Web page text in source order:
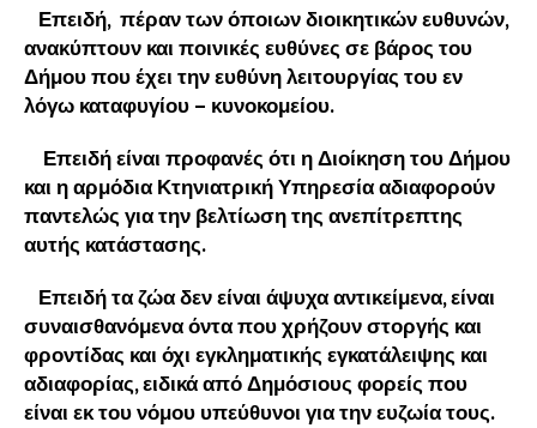
Επειδή, πέραν των όποιων διοικητικών ευθυνών,
ανακύπτουν και ποινικές ευθύνες σε βάρος του
Δήμου που έχει την ευθύνη λειτουργίας του εν
λόγω καταφυγίου – κυνοκομείου.
Επειδή είναι προφανές ότι η Διοίκηση του Δήμου
και η αρμόδια Κτηνιατρική Υπηρεσία αδιαφορούν
παντελώς για την βελτίωση της ανεπίτρεπτης
αυτής κατάστασης.
Επειδή τα ζώα δεν είναι άψυχα αντικείμενα, είναι
συναισθανόμενα όντα που χρήζουν στοργής και
φροντίδας και όχι εγκληματικής εγκατάλειψης και
αδιαφορίας, ειδικά από Δημόσιους φορείς που
είναι εκ του νόμου υπεύθυνοι για την ευζωία τους.